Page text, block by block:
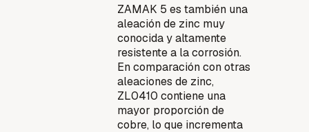
ZAMAK 5 es también una
aleación de zinc muy
conocida y altamente
resistente a la corrosión.
En comparación con otras
aleaciones de zinc,
ZL0410 contiene una
mayor proporción de
cobre, lo que incrementa